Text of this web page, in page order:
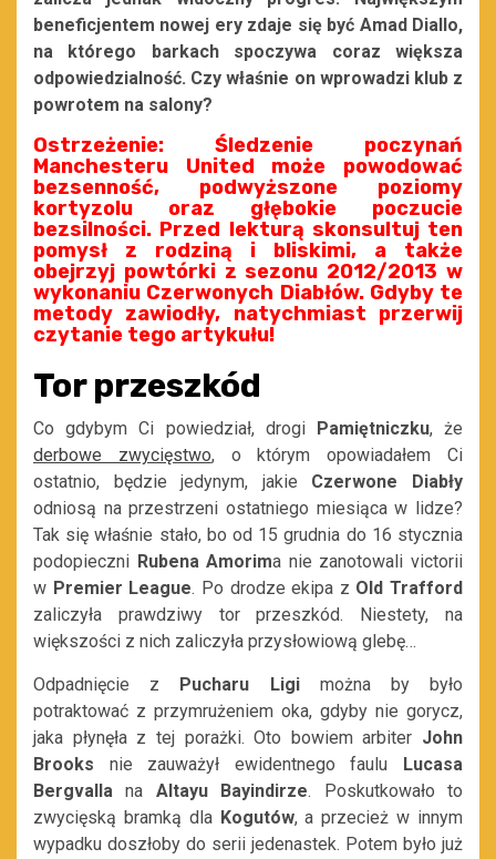
beneficjentem nowej ery zdaje się być Amad Diallo,
na którego barkach spoczywa coraz większa
odpowiedzialność. Czy właśnie on wprowadzi klub z
powrotem na salony?
Ostrzeżenie: Śledzenie poczynań
Manchesteru United może powodować
bezsenność, podwyższone poziomy
kortyzolu oraz głębokie poczucie
bezsilności. Przed lekturą skonsultuj ten
pomysł z rodziną i bliskimi, a także
obejrzyj powtórki z sezonu 2012/2013 w
wykonaniu Czerwonych Diabłów. Gdyby te
metody zawiodły, natychmiast przerwij
czytanie tego artykułu!
Tor przeszkód
Co gdybym Ci powiedział, drogi Pamiętniczku, że
derbowe zwycięstwo, o którym opowiadałem Ci
ostatnio, będzie jedynym, jakie Czerwone Diabły
odniosą na przestrzeni ostatniego miesiąca w lidze?
Tak się właśnie stało, bo od 15 grudnia do 16 stycznia
podopieczni Rubena Amorima nie zanotowali victorii
w Premier League. Po drodze ekipa z Old Trafford
zaliczyła prawdziwy tor przeszkód. Niestety, na
większości z nich zaliczyła przysłowiową glebę…
Odpadnięcie z Pucharu Ligimożna by było
potraktować z przymrużeniem oka, gdyby nie gorycz,
jaka płynęła z tej porażki. Oto bowiem arbiter John
Brooks nie zauważył ewidentnego faulu
Lucasa
Bergvalla na Altayu Bayindirze. Poskutkowało to
zwycięską bramką dla Kogutów, a przecież w innym
wypadku doszłoby do serii jedenastek. Potem było już